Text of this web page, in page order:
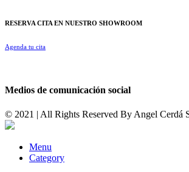
RESERVA CITA EN NUESTRO SHOWROOM
Agenda tu cita
Medios de comunicación social
© 2021 | All Rights Reserved By Angel Cerdá
Menu
Category